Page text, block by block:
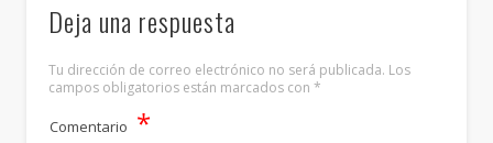
Deja una respuesta
Tu dirección de correo electrónico no será publicada. Los
campos obligatorios están marcados con*
Comentario *